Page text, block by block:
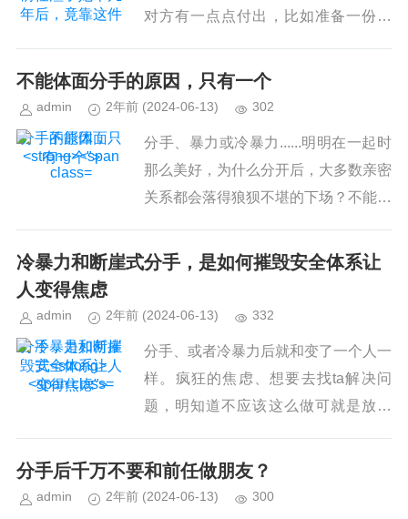
对方有一点点付出，比如准备一份早
动。听起来像“恋爱脑晚期”，然而我自
不能体面分手的原因，只有一个
admin 2年前 (2024-06-13) 302
分手的原因，只
有一个">
分手、暴力或冷暴力......明明在一起时
那么美好，为什么分开后，大多数亲密
关系都会落得狼狈不堪的下场？不能体
3》大火的时候，大家都听过一首歌叫
冷暴力和断崖式分手 ，是如何摧毁安全体系让
人变得焦虑
admin 2年前 (2024-06-13) 332
分手，是如何摧
毁安全体系让人
变得焦虑">
分手、或者冷暴力后就和变了一个人一
样。疯狂的焦虑、想要去找ta解决问
题，明知道不应该这么做可就是放不
样。但是你明明是一个安全型，或者只
分手后千万不要和前任做朋友？
admin 2年前 (2024-06-13) 300